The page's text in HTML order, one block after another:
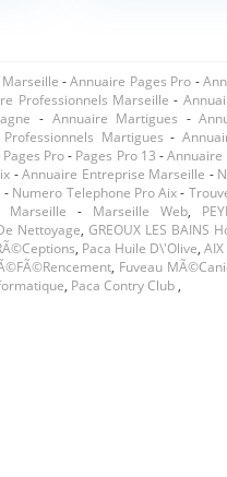
-Annuaire Pages Pro -
Professionnels Marseille -
- Annuaire Martigues -
Martigues -
Pages Pro- Pages Pro 13 -Annuaire
-Annuaire Entreprise Marseille -
- Numero Telephone Pro Aix-
- Marseille Web,
Nettoyage, GREOUX LES BAINS
, Paca Huile D\'olive,
, Fuveau
, Paca Contry Club ,